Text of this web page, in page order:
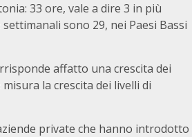
33 ore, vale a dire 3 in più
sono 29, nei Paesi Bassi
affatto una crescita dei
la crescita dei livelli di
private che hanno introdotto